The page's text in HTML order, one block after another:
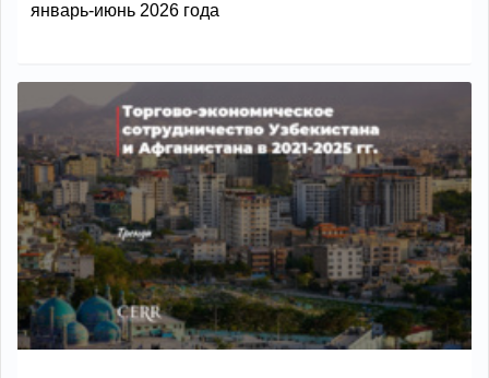
январь-июнь 2026 года